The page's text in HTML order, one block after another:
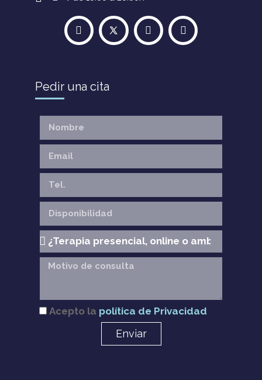
Pedir una cita
Acepto la política de Privacidad
Enviar